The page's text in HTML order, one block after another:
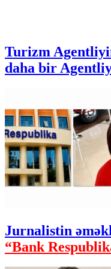
Turizm
daha bir
Jurnalistin
“Bank